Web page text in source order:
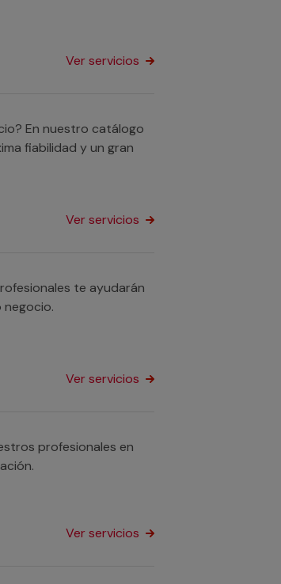
Ver servicios
En nuestro catálogo
fiabilidad y un gran
Ver servicios
te ayudarán
negocio.
Ver servicios
profesionales en
Ver servicios